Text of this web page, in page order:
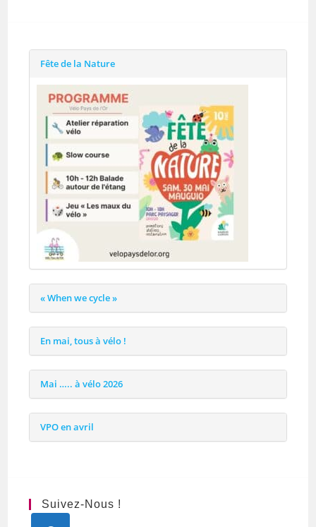
Fête de la Nature
« When we cycle »
En mai, tous à vélo !
Mai ….. à vélo 2026
VPO en avril
Suivez-Nous !